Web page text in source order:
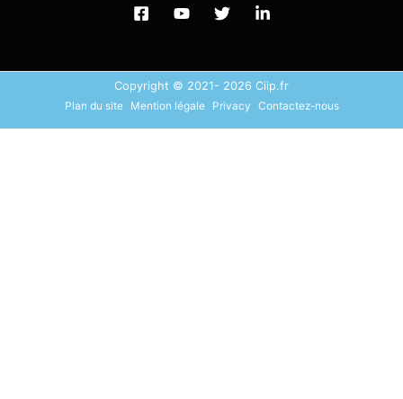
Copyright © 2021- 2026 Ciip.fr
Plan du site Mention légale Privacy Contactez-nous